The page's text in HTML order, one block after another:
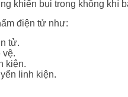
khiến bụi trong không khí
điện tử như:
tử.
vệ.
kiện.
linh kiện.